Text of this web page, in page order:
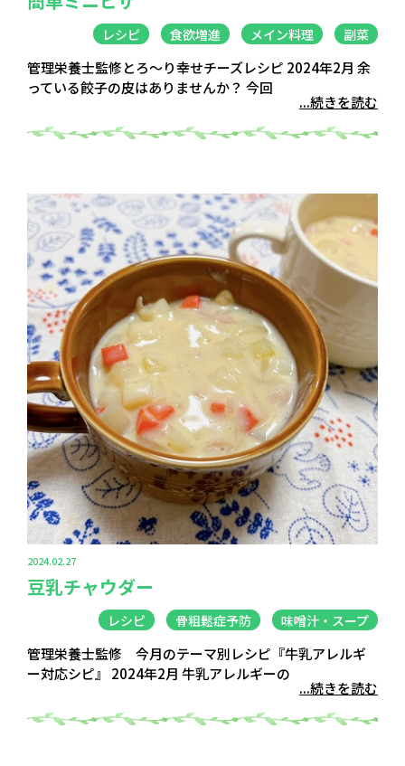
レシピ 食欲増進 メイン料理 副菜
管理栄養士監修とろ～り幸せチーズレシピ 2024年2月 余
っている餃子の皮はありませんか？ 今回
...続きを読む
2024.02.27
豆乳チャウダー
レシピ 骨粗鬆症予防 味噌汁・スープ
管理栄養士監修 今月のテーマ別レシピ『牛乳アレルギ
ー対応シピ』 2024年2月 牛乳アレルギーの
...続きを読む